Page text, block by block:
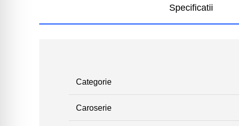
Specificatii
Categorie
Caroserie